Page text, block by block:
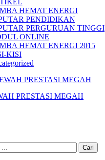
HEMAT ENERGI
PENDIDIKAN
PERGURUAN TINGGI
ONLINE
HEMAT ENERGI 2015
KISI
PRESTASI MEGAH